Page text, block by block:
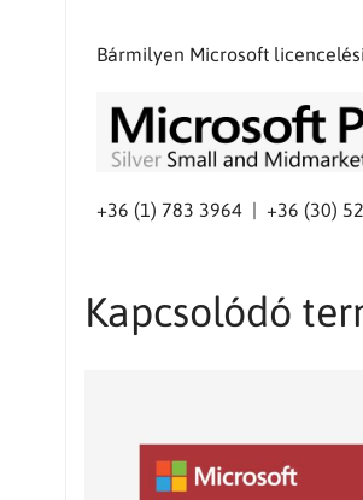
Bármilyen Microsoft
+36 (1) 783 3964 | +36 (30)
Kapcsolódó